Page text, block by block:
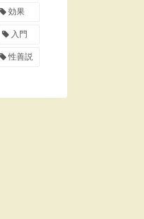
効果
入門
性善説